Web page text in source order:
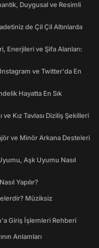
Duygusal ve Resimli
de Çil Çil Altınlarda
Enerjileri ve Şifa Alanları:
ve Twitter'da En
Hayatta En Sık
ve Kız Tavlası Diziliş Şekilleri
ve Minör Arkana Desteleri
Aşk Uyumu Nasıl
Yapılır?
Müziksiz
Giriş İşlemleri Rehberi
Anlamları